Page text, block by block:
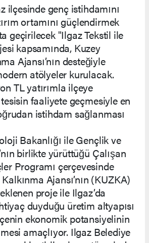
ilçesinde genç istihdamını
ortamını güçlendirmek
geçirilecek "Ilgaz Tekstil ile
kapsamında, Kuzey
Ajansı’nın desteğiyle
atölyeler kurulacak.
TL yatırımla ilçeye
faaliyete geçmesiyle en
istihdam sağlanması
Bakanlığı ile Gençlik ve
birlikte yürüttüğü Çalışan
Programı çerçevesinde
Ajansı’nın (KUZKA)
proje ile Ilgaz’da
duyduğu üretim altyapısı
ekonomik potansiyelinin
amaçlıyor. Ilgaz Belediye